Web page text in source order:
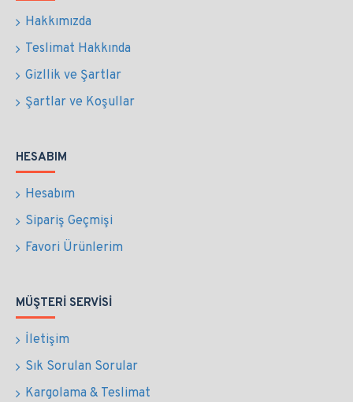
Hakkımızda
Teslimat Hakkında
Gizllik ve Şartlar
Şartlar ve Koşullar
HESABIM
Hesabım
Sipariş Geçmişi
Favori Ürünlerim
MÜŞTERI SERVISI
İletişim
Sık Sorulan Sorular
Kargolama & Teslimat